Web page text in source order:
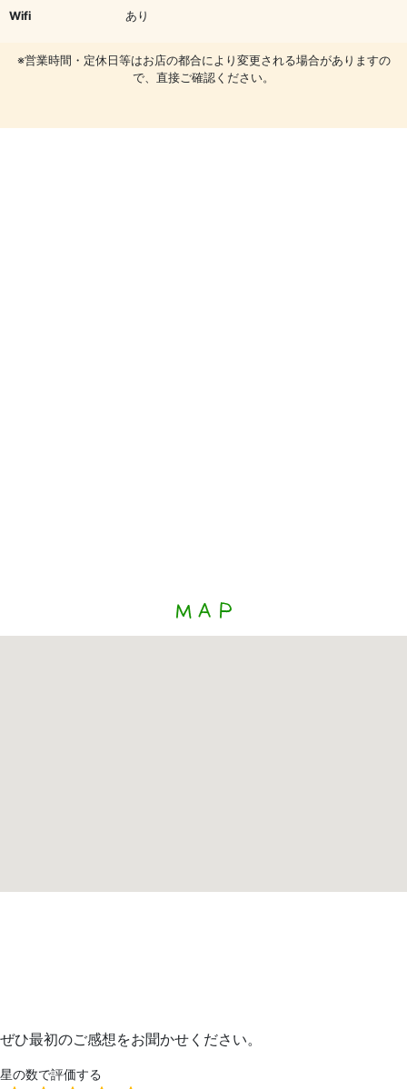
Wifi あり
※営業時間・定休日等はお店の都合により変更される場合がありますの
で、直接ご確認ください。
ぜひ最初のご感想をお聞かせください。
星の数で評価する